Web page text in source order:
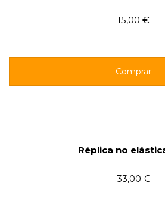
15,00 €
Comprar
Réplica no
33,00 €